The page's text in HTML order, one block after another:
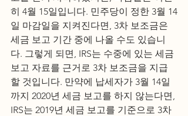
히 4월 15일입니다. 민주당이 정한 3월 14
일 마감일을 지켜진다면, 3차 보조금은
세금 보고 기간 중에 나올 수도 있습니
다. 그렇게 되면, IRS는 수중에 있는 세금
보고 자료를 근거로 3차 보조금을 지급
할 것입니다. 만약에 납세자가 3월 14일
까지 2020년 세금 보고를 하지 않는다면,
IRS는 2019년 세금 보고를 기준으로 3차